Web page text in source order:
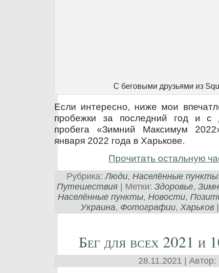
С беговыми друзьями из
Если интересно, ниже мои
пробежки за последний год и с
пробега «Зимний Максимум
января 2022 года в Харькове.
Прочитать остальную
Рубрика:Люди, Населённые пункты
Путешествия| Метки: Здоровье,
Населённые пункты, Новости,
Украина, Фотографии, Харьков
Бег для всех 2021 и
28.11.2021 | Автор: